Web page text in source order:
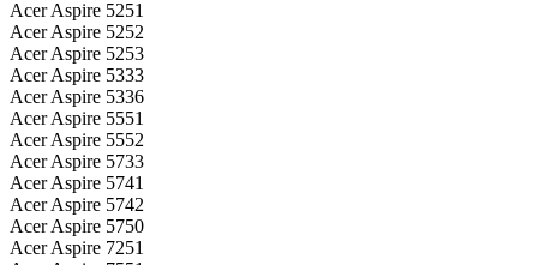
Acer Aspire 5251
Acer Aspire 5252
Acer Aspire 5253
Acer Aspire 5333
Acer Aspire 5336
Acer Aspire 5551
Acer Aspire 5552
Acer Aspire 5733
Acer Aspire 5741
Acer Aspire 5742
Acer Aspire 5750
Acer Aspire 7251